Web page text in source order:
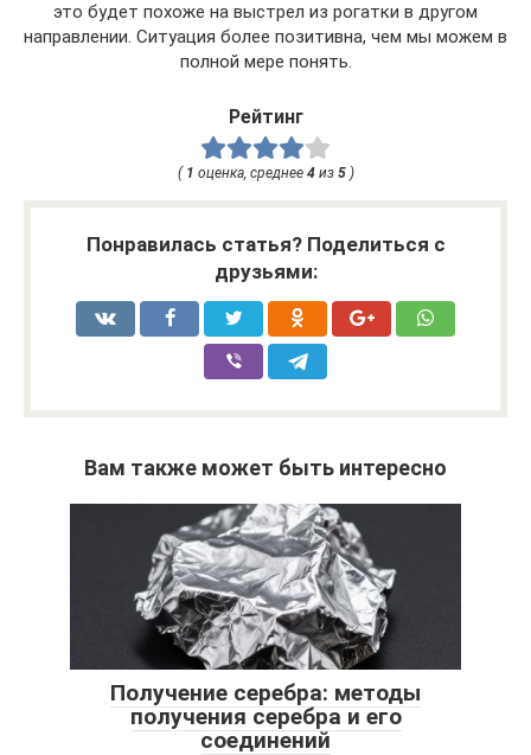
это будет похоже на выстрел из рогатки в другом
направлении. Ситуация более позитивна, чем мы можем в
полной мере понять.
Рейтинг
( 1 оценка, среднее 4из 5)
Понравилась статья? Поделиться с
друзьями:
Вам также может быть интересно
Получение серебра: методы
получения серебра и его
соединений